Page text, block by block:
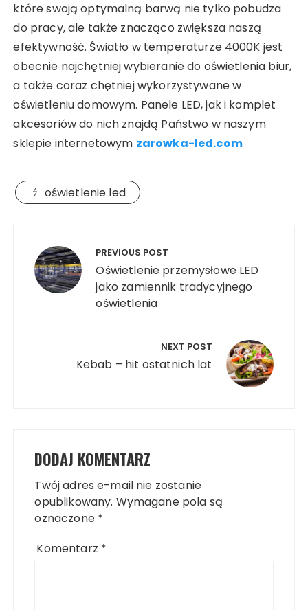
które swoją optymalną barwą nie tylko pobudza
do pracy, ale także znacząco zwiększa naszą
efektywność. Światło w temperaturze 4000K jest
obecnie najchętniej wybieranie do oświetlenia biur,
a także coraz chętniej wykorzystywane w
oświetleniu domowym. Panele LED, jak i komplet
akcesoriów do nich znajdą Państwo w naszym
sklepie internetowym zarowka-led.com
oświetlenie led
wpisu PREVIOUS POST
Oświetlenie przemysłowe LED
jako zamiennik tradycyjnego
oświetlenia
NEXT POST
Kebab – hit ostatnich lat
DODAJ KOMENTARZ
Twój adres e-mail nie zostanie
opublikowany. Wymagane pola są
oznaczone *
Komentarz *